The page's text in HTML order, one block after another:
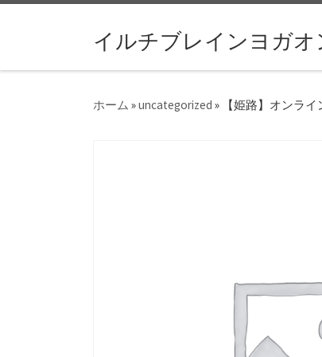
イルチブレインヨガ
ホーム »uncategorized » 【姫路】オンライ